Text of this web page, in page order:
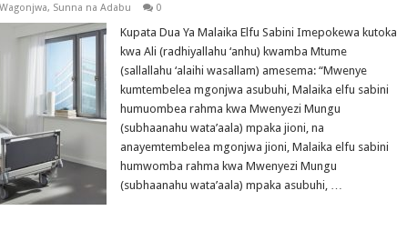
, Sunna na Adabu 0
Kupata Dua Ya Malaika Elfu Sabini Imepokewa kutoka
kwa Ali (radhiyallahu ‘anhu) kwamba Mtume
(sallallahu ‘alaihi wasallam) amesema: “Mwenye
kumtembelea mgonjwa asubuhi, Malaika elfu sabini
humuombea rahma kwa Mwenyezi Mungu
(subhaanahu wata’aala) mpaka jioni, na
anayemtembelea mgonjwa jioni, Malaika elfu sabini
humwomba rahma kwa Mwenyezi Mungu
(subhaanahu wata’aala) mpaka asubuhi, …